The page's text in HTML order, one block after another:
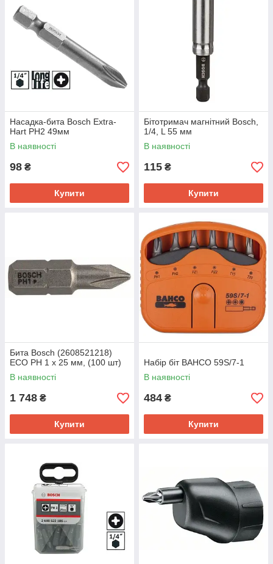
Насадка-бита Bosch Extra-
Hart PH2 49мм
В наявності
98 ₴
Купити
Бітотримач магнітний Bosch,
1/4, L 55 мм
В наявності
115 ₴
Купити
Бита Bosch (2608521218)
ECO PH 1 x 25 мм, (100 шт)
В наявності
1 748 ₴
Купити
Набір біт BAHCO 59S/7-1
В наявності
484 ₴
Купити